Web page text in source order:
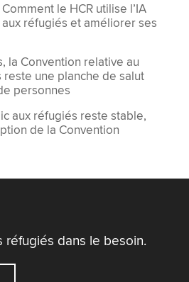
le HCR utilise l’IA
réfugiés et améliorer ses
la Convention relative au
une planche de salut
personnes
aux réfugiés reste stable,
de la Convention
réfugiés dans le besoin.